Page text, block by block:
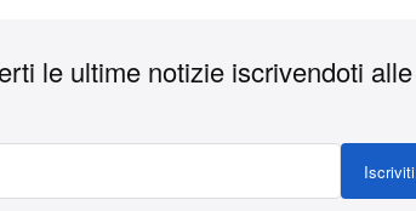
le ultime notizie iscrivendoti alle
Iscriviti